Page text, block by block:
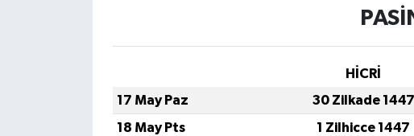
HİCRİ
17 May Paz
30 Zilkade 1447
18 May Pts
1 Zilhicce 1447